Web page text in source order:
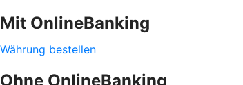
Mit OnlineBanking
Währung bestellen
Ohne OnlineBanking